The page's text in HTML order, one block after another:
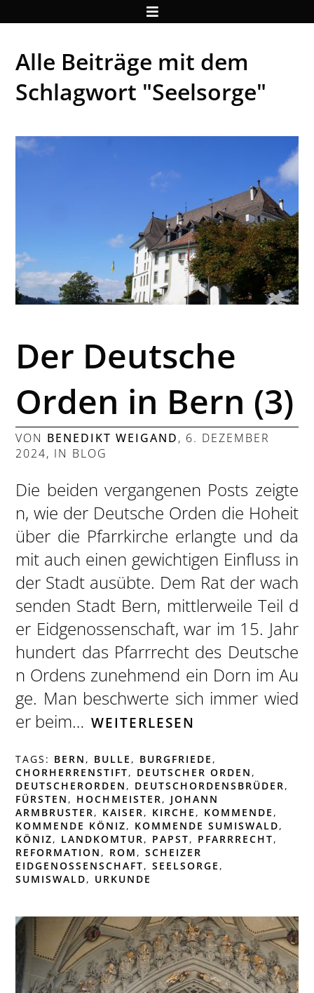
Alle Beiträge mit dem
Schlagwort "Seelsorge"
Der Deutsche
Orden in Bern (3)
VON BENEDIKT WEIGAND, 6. DEZEMBER
2024, IN BLOG
Die beiden vergangenen Posts zeigte
n, wie der Deutsche Orden die Hoheit
über die Pfarrkirche erlangte und da
mit auch einen gewichtigen Einfluss in
der Stadt ausübte. Dem Rat der wach
senden Stadt Bern, mittlerweile Teil d
er Eidgenossenschaft, war im 15. Jahr
hundert das Pfarrrecht des Deutsche
n Ordens zunehmend ein Dorn im Au
ge. Man beschwerte sich immer wied
er beim… WEITERLESEN
TAGS: BERN , BULLE , BURGFRIEDE ,
CHORHERRENSTIFT, DEUTSCHER ORDEN ,
DEUTSCHERORDEN , DEUTSCHORDENSBRÜDER ,
FÜRSTEN , HOCHMEISTER , JOHANN
ARMBRUSTER , KAISER , KIRCHE , KOMMENDE ,
KOMMENDE KÖNIZ, KOMMENDE SUMISWALD,
KÖNIZ, LANDKOMTUR , PAPST, PFARRRECHT,
REFORMATION , ROM ,SCHEIZER
EIDGENOSSENSCHAFT,SEELSORGE ,
SUMISWALD, URKUNDE